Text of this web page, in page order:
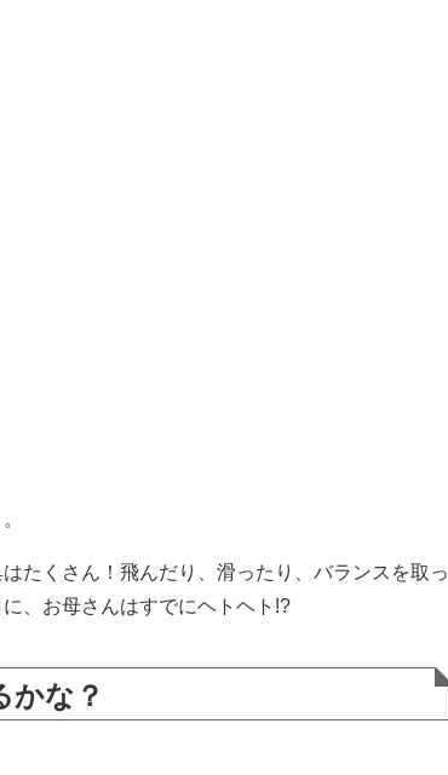
たくさん！飛んだり、滑ったり、バランスを取っ
、お母さんはすでにヘトヘト!?
かな？